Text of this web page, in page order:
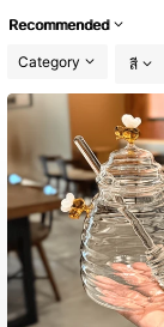
Recommended
Category สี